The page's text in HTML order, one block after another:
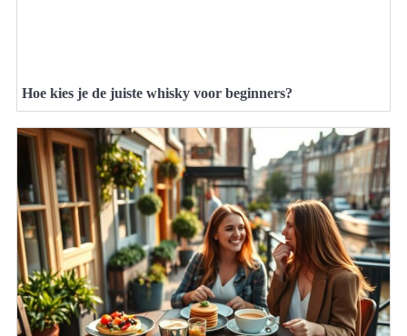
Hoe kies je de juiste whisky voor beginners?